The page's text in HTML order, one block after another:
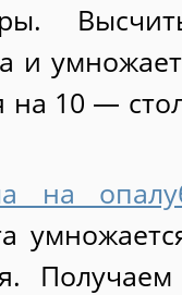
и
на 10 —
на